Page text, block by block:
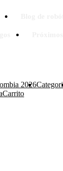
2026
Carrito